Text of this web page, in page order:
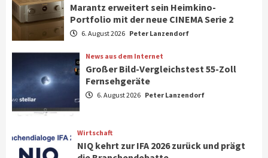
2
Phone/Pad Top Story
IFA 2026 Show Area Communication &
Aktuell Audio
Marantz erweitert sein Heimkino-
Portfolio mit der neue CINEMA Serie 2
News aus dem Internet
Marantz erweitert sein Heimkino-
Portfolio mit der neue CINEMA Serie 2
6. August 2026 Peter Lanzendorf
News aus dem Internet
Großer Bild-Vergleichstest 55-Zoll
Fernsehgeräte
6. August 2026 Peter Lanzendorf
Wirtschaft
NIQ kehrt zur IFA 2026 zurück und prägt